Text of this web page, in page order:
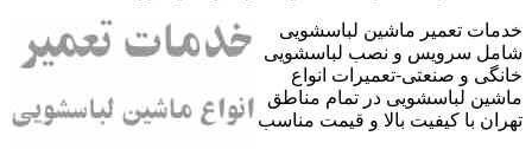
خدمات تعمیر ماشین لباسشویی
شامل سرویس و نصب لباسشویی
خانگی و صنعتی-تعمیرات انواع
ماشین لباسشویی در تمام مناطق
تهران با کیفیت بالا و قیمت مناسب